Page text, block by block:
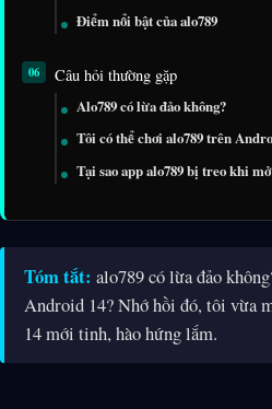
Điểm nổi bật của alo789
Câu hỏi thường gặp
Alo789 có lừa đảo không?
Tôi có thể chơi alo789 trên
Tại sao app alo789 bị treo khi
Tóm tắt: alo789 có lừa đảo
Android 14? Nhớ hồi đó, tôi vừa
14 mới tinh, hào hứng lắm.